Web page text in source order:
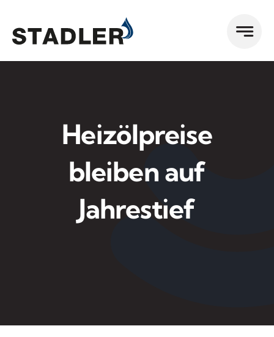
Inhalt
springen
Heizölpreise
bleiben auf
Jahrestief